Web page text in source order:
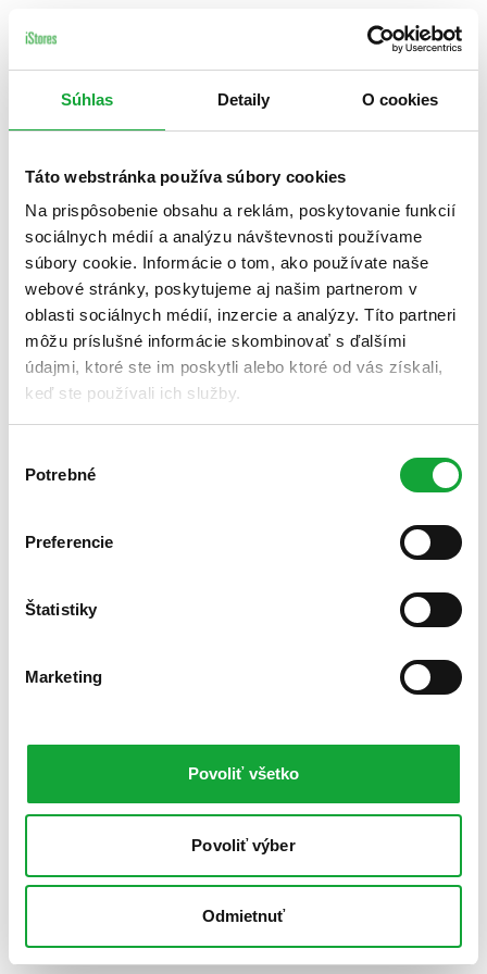
Súhlas Detaily O cookies
Táto webstránka používa súbory cookies
Na prispôsobenie obsahu a reklám, poskytovanie funkcií
sociálnych médií a analýzu návštevnosti používame
súbory cookie. Informácie o tom, ako používate naše
webové stránky, poskytujeme aj našim partnerom v
oblasti sociálnych médií, inzercie a analýzy. Títo partneri
môžu príslušné informácie skombinovať s ďalšími
údajmi, ktoré ste im poskytli alebo ktoré od vás získali,
keď ste používali ich služby.
súhlasu
Potrebné
Preferencie
Štatistiky
Marketing
Povoliť všetko
Povoliť výber
Odmietnuť